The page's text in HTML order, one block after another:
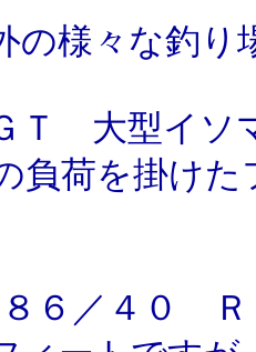
様々な釣り
Ｔ 大型イソ
負荷を掛け
６／４０